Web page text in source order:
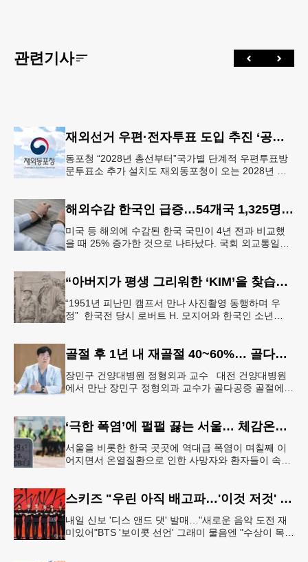
관련기사
재외선거 우편·전자투표 도입 추진 ‘공식화’
동포청 “2028년 총선부터”국가별 단계적 우편투표방
문투표소 추가 설치도 재외동포청이 오는 2028년 재
해외수감 한국인 급증…54개국 1,325명 25%↑
미국 등 해외에 수감된 한국 국민이 4년 전과 비교했
을 때 25% 증가한 것으로 나타났다. 국회 외교통일위
“아버지가 평생 그리워한 ‘KIM’을 찾습니다” 한국전 종군기자의 ‘마지막 소원’
“1951년 피난민 캠프서 만나 사진촬영 동행하며 우
정” 한국전 당시 로버트 H. 모지어와 한국인 소년
골절 후 1년 내 재골절 40~60%… 골다공증 골절 “치료 골든타임은 3개월”
장민구 건양대병원 정형외과 교수 대전 건양대병원
에서 만난 장민구 정형외과 교수가 골다공증 골절에
‘극한 폭염’에 펄펄 끓는 서울… 체감온도 ‘섭씨 49.5도’
서울을 비롯한 한국 곳곳에 역대급 폭염이 며칠째 이
어지면서 온열질환으로 인한 사망자와 환자들이 속출
스키즈 "우린 아직 배고파…'이것 저것' 다 잘하는 자신감 표현"
내일 신보 '디스 앤드 댓' 발매…"새로운 음악 도전 재
미있어"BTS '보이콧 선언' 그래미 물음엔 "수상이 목표